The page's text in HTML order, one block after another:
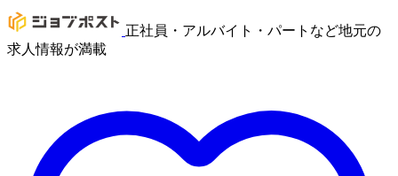
正社員・アルバイト・パートなど地元の
求人情報が満載